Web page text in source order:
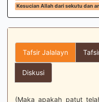
Kesucian Allah dari sekutu dan
Tafsir Jalalayn
Diskusi
(Maka apakah patut